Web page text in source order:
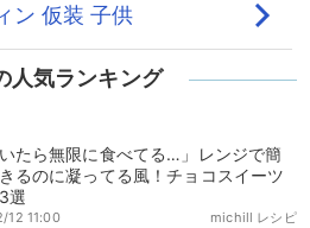
人気ランキング
いたら無限に食べてる…」レンジで簡
るのに凝ってる風！チョコスイーツ
選
michill レシピ
12 11:00